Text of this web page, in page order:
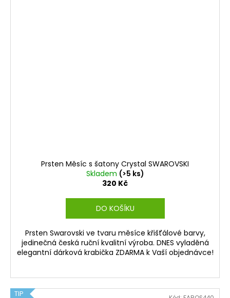
Prsten Měsíc s šatony Crystal SWAROVSKI
Skladem (>5 ks)
320 Kč
DO KOŠÍKU
Prsten Swarovski ve tvaru měsíce křišťálové barvy,
jedinečná česká ruční kvalitní výroba. DNES vyladěná
elegantní dárková krabička ZDARMA k Vaší objednávce!
TIP